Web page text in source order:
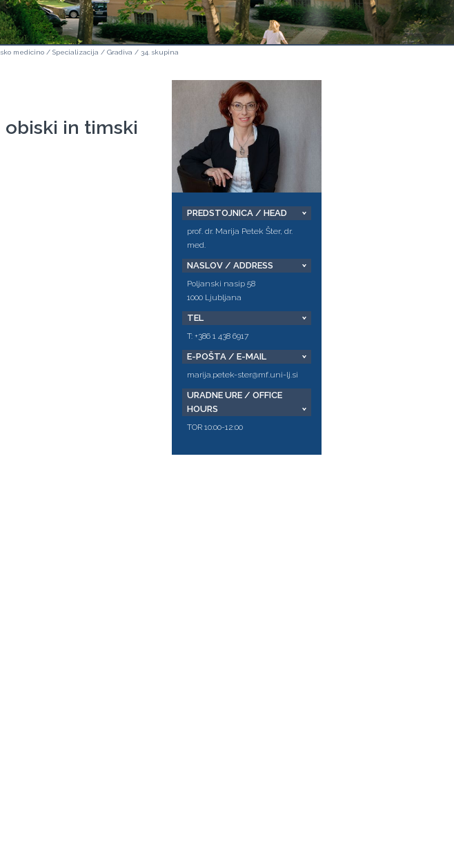
medicino / Specializacija / Gradiva / 34. skupina
in timski
PREDSTOJNICA / HEAD
prof. dr. Marija Petek Šter, dr.
med.
NASLOV / ADDRESS
Poljanski nasip 58
1000 Ljubljana
TEL
T: +386 1 438 6917
E-POŠTA / E-MAIL
marija.petek-ster@mf.uni-lj.si
URADNE URE / OFFICE
HOURS
TOR 10:00-12:00